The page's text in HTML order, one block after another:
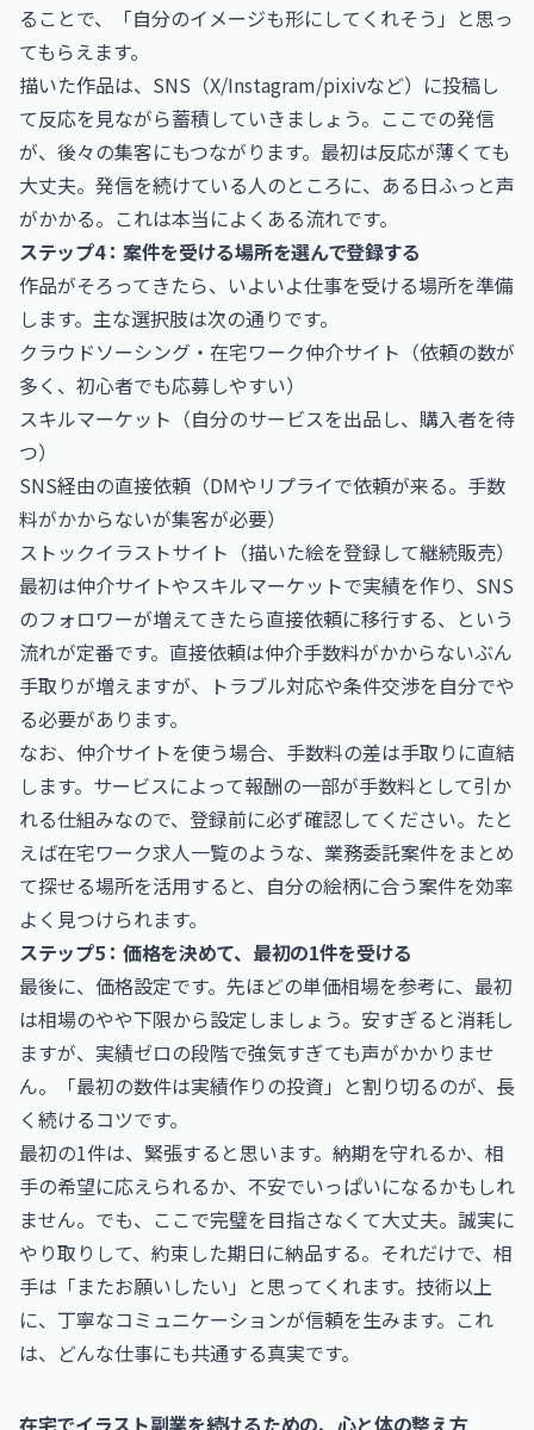
ることで、「自分のイメージも形にしてくれそう」と思っ
てもらえます。
描いた作品は、SNS（X/Instagram/pixivなど）に投稿し
て反応を見ながら蓄積していきましょう。ここでの発信
が、後々の集客にもつながります。最初は反応が薄くても
大丈夫。発信を続けている人のところに、ある日ふっと声
がかかる。これは本当によくある流れです。
ステップ4：案件を受ける場所を選んで登録する
作品がそろってきたら、いよいよ仕事を受ける場所を準備
します。主な選択肢は次の通りです。
クラウドソーシング・在宅ワーク仲介サイト（依頼の数が
多く、初心者でも応募しやすい）
スキルマーケット（自分のサービスを出品し、購入者を待
つ）
SNS経由の直接依頼（DMやリプライで依頼が来る。手数
料がかからないが集客が必要）
ストックイラストサイト（描いた絵を登録して継続販売）
最初は仲介サイトやスキルマーケットで実績を作り、SNS
のフォロワーが増えてきたら直接依頼に移行する、という
流れが定番です。直接依頼は仲介手数料がかからないぶん
手取りが増えますが、トラブル対応や条件交渉を自分でや
る必要があります。
なお、仲介サイトを使う場合、手数料の差は手取りに直結
します。サービスによって報酬の一部が手数料として引か
れる仕組みなので、登録前に必ず確認してください。たと
えば在宅ワーク求人一覧のような、業務委託案件をまとめ
て探せる場所を活用すると、自分の絵柄に合う案件を効率
よく見つけられます。
ステップ5：価格を決めて、最初の1件を受ける
最後に、価格設定です。先ほどの単価相場を参考に、最初
は相場のやや下限から設定しましょう。安すぎると消耗し
ますが、実績ゼロの段階で強気すぎても声がかかりませ
ん。「最初の数件は実績作りの投資」と割り切るのが、長
く続けるコツです。
最初の1件は、緊張すると思います。納期を守れるか、相
手の希望に応えられるか、不安でいっぱいになるかもしれ
ません。でも、ここで完璧を目指さなくて大丈夫。誠実に
やり取りして、約束した期日に納品する。それだけで、相
手は「またお願いしたい」と思ってくれます。技術以上
に、丁寧なコミュニケーションが信頼を生みます。これ
は、どんな仕事にも共通する真実です。
在宅でイラスト副業を続けるための、心と体の整え方